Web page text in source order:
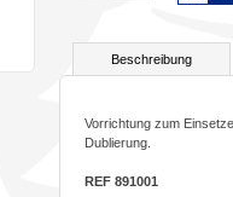
Beschreibung
Vorrichtung zum
Dublierung.
REF 891001